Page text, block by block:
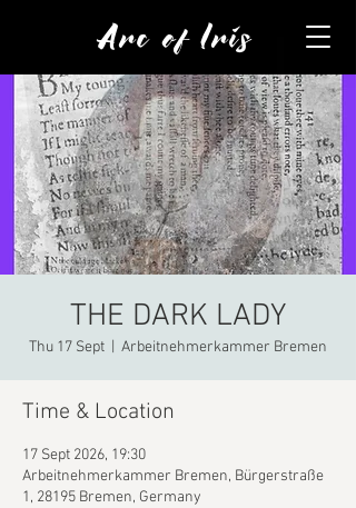
Arc of Iris
THE DARK LADY
Thu 17 Sept Arbeitnehmerkammer Bremen
Time & Location
17 Sept 2026, 19:30
Arbeitnehmerkammer Bremen, Bürgerstraße
1, 28195 Bremen, Germany